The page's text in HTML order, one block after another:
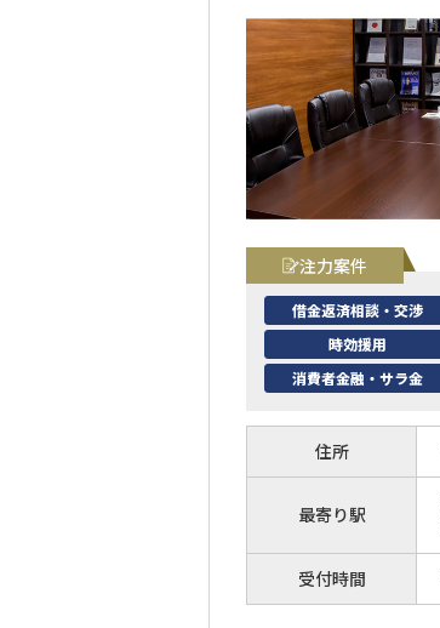
注力案件
借金返済相談・交渉
時効援用
消費者金融・サラ金
住所
最寄り駅
受付時間